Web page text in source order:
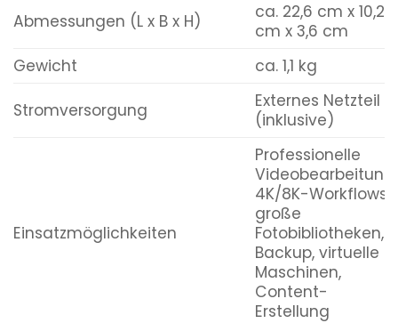
Abmessungen (L x B x H)
ca. 22,6 cm x 10,2
cm x 3,6 cm
Gewicht
ca. 1,1 kg
Stromversorgung
Externes Netzteil
(inklusive)
Einsatzmöglichkeiten
Professionelle
Videobearbeitung,
4K/8K-Workflows,
große
Fotobibliotheken,
Backup, virtuelle
Maschinen,
Content-
Erstellung